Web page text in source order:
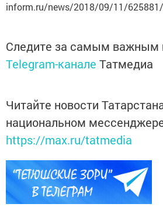
inform.ru/news/2018/09/11/625881/
Следите за самым важным
Telegram-канале Татмедиа
Читайте новости
национальном
https://max.ru/tatmedia